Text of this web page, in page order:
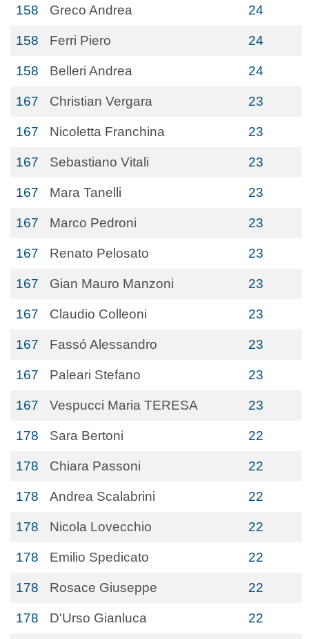
158 Greco Andrea 24
158 Ferri Piero 24
158 Belleri Andrea 24
167 Christian Vergara 23
167 Nicoletta Franchina 23
167 Sebastiano Vitali 23
167 Mara Tanelli 23
167 Marco Pedroni 23
167 Renato Pelosato 23
167 Gian Mauro Manzoni 23
167 Claudio Colleoni 23
167 Fassó Alessandro 23
167 Paleari Stefano 23
167 Vespucci Maria TERESA 23
178 Sara Bertoni 22
178 Chiara Passoni 22
178 Andrea Scalabrini 22
178 Nicola Lovecchio 22
178 Emilio Spedicato 22
178 Rosace Giuseppe 22
178 D'Urso Gianluca 22